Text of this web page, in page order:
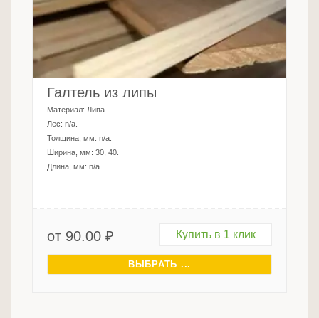
Галтель из липы
Материал: Липа
Лес: n/a
Толщина, мм: n/a
Ширина, мм: 30, 40
Длина, мм: n/a
от 90.00 ₽ Купить в 1 клик
ВЫБРАТЬ ...